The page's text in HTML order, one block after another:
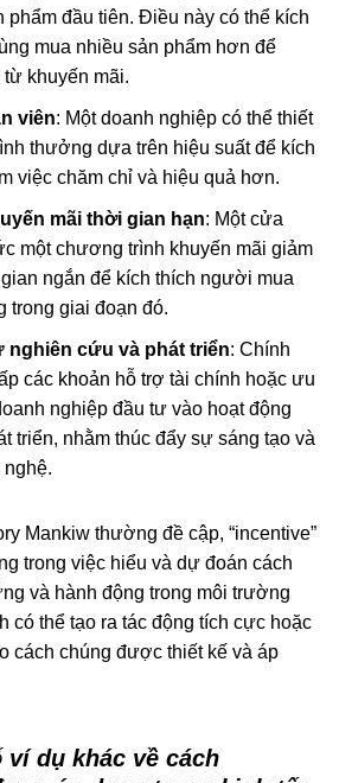
phẩm đầu tiên. Điều này có thể kích
mua nhiều sản phẩm hơn để
khuyến mãi.
viên: Một doanh nghiệp có thể thiết
thưởng dựa trên hiệu suất để kích
việc chăm chỉ và hiệu quả hơn.
mãi thời gian hạn: Một cửa
một chương trình khuyến mãi giảm
ngắn để kích thích người mua
trong giai đoạn đó.
nghiên cứu và phát triển: Chính
các khoản hỗ trợ tài chính hoặc ưu
nghiệp đầu tư vào hoạt động
triển, nhằm thúc đẩy sự sáng tạo và
nghệ.
Mankiw thường đề cập, “incentive”
trong việc hiểu và dự đoán cách
và hành động trong môi trường
có thể tạo ra tác động tích cực hoặc
cách chúng được thiết kế và áp
ví dụ khác về cách